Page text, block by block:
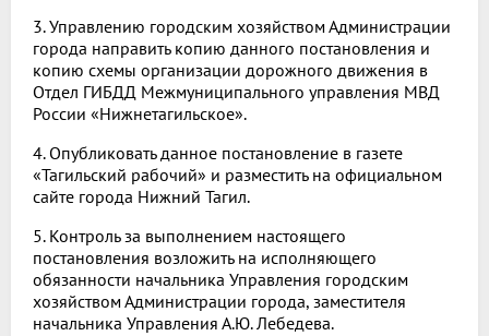
3. Управлению городским хозяйством Администрации
города направить копию данного постановления и
копию схемы организации дорожного движения в
Отдел ГИБДД Межмуниципального управления МВД
России «Нижнетагильское».
4. Опубликовать данное постановление в газете
«Тагильский рабочий» и разместить на официальном
сайте города Нижний Тагил.
5. Контроль за выполнением настоящего
постановления возложить на исполняющего
обязанности начальника Управления городским
хозяйством Администрации города, заместителя
начальника Управления А.Ю. Лебедева.